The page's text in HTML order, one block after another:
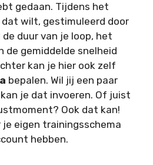
gedaan. Tijdens het
dat wilt, gestimuleerd door
duur van je loop, het
de gemiddelde snelheid
kan je hier ook zelf
bepalen. Wil jij een paar
je dat invoeren. Of juist
Ook dat kan!
eigen trainingsschema
hebben.